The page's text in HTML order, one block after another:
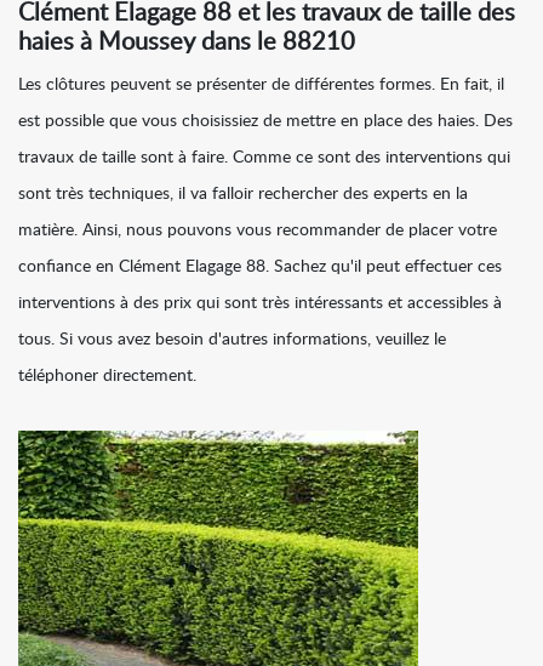
Clément Elagage 88 et les travaux de taille des
haies à Moussey dans le 88210
Les clôtures peuvent se présenter de différentes formes. En fait, il
est possible que vous choisissiez de mettre en place des haies. Des
travaux de taille sont à faire. Comme ce sont des interventions qui
sont très techniques, il va falloir rechercher des experts en la
matière. Ainsi, nous pouvons vous recommander de placer votre
confiance en Clément Elagage 88. Sachez qu'il peut effectuer ces
interventions à des prix qui sont très intéressants et accessibles à
tous. Si vous avez besoin d'autres informations, veuillez le
téléphoner directement.